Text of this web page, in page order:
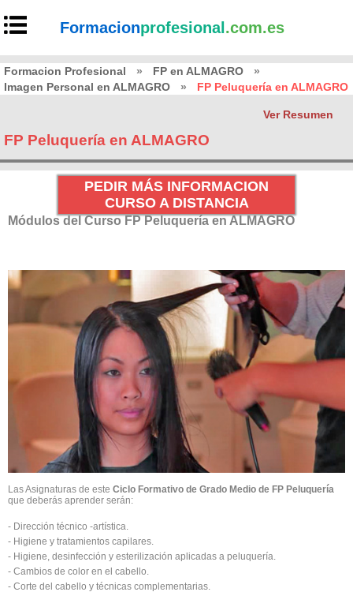
Formacionprofesional .com.es
Formacion Profesional » FP en ALMAGRO
»
Imagen Personal en ALMAGRO
» FP Peluquería en ALMAGRO
Ver Resumen
FP Peluquería en ALMAGRO
PEDIR MÁS INFORMACION
CURSO A DISTANCIA
Módulos del Curso FP Peluquería en ALMAGRO
Las Asignaturas de este Ciclo Formativo de Grado Medio de FP Peluquería
que deberás aprender serán:
- Dirección técnico -artística.
- Higiene y tratamientos capilares.
- Higiene, desinfección y esterilización aplicadas a peluquería.
- Cambios de color en el cabello.
- Corte del cabello y técnicas complementarias.